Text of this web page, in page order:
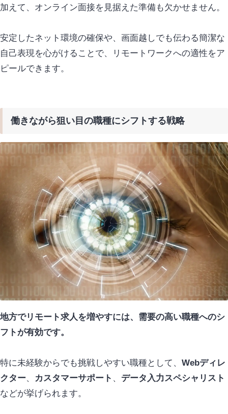
加えて、オンライン面接を見据えた準備も欠かせません。
安定したネット環境の確保や、画面越しでも伝わる簡潔な
自己表現を心がけることで、リモートワークへの適性をア
ピールできます。
働きながら狙い目の職種にシフトする戦略
地方でリモート求人を増やすには、需要の高い職種へのシ
フトが有効です。
特に未経験からでも挑戦しやすい職種として、 Webディレ
クター、 カスタマーサポート 、 データ入力スペシャリスト
などが挙げられます。